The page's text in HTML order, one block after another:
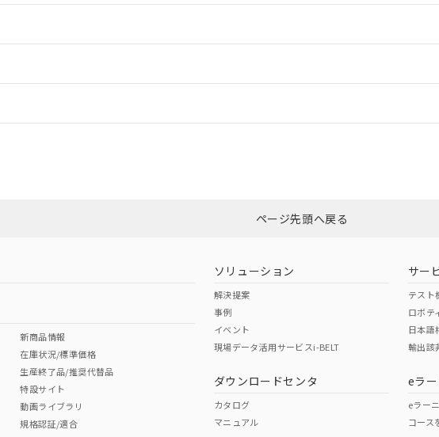
ダウンロードはこちら
Cr(VI)
ページ先頭へ戻る
新商品情報
在庫状況/標準価格
生産終了品/推奨代替品
特設サイト
動画ライブラリ
規格認証/適合
ソリューション
解決提案
事例
イベント
現場データ活用サービスi-BELT
ダウンロードセンタ
カタログ
マニュアル
サー
テスト
ロボテ
日本語
輸出該
eラ
eラー
コース